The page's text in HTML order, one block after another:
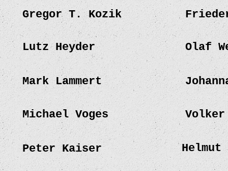
Gregor T. Kozik
Lutz Heyder Olaf
Mark Lammert
Michael Voges
Peter Kaiser
Volker